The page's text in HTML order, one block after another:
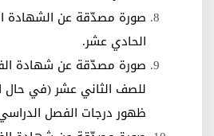
صورة مصدّقة عن الشهادة
الحادي عشر.
صورة مصدّقة عن شهادة
للصف الثاني عشر (في حال
ظهور درجات الفصل